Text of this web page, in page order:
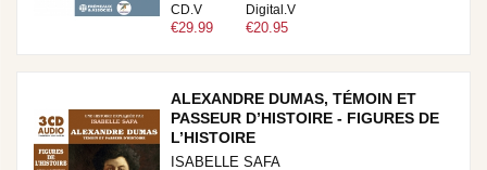
CD.V
€29.99
Digital.V
€20.95
ALEXANDRE DUMAS, TÉMOIN ET
PASSEUR D’HISTOIRE - FIGURES DE
L’HISTOIRE
ISABELLE SAFA